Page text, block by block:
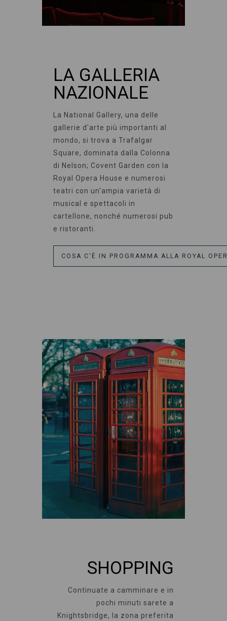
LA GALLERIA
NAZIONALE
La National Gallery, una delle
gallerie d'arte più importanti al
mondo, si trova a Trafalgar
Square, dominata dalla Colonna
di Nelson; Covent Garden con la
Royal Opera House e numerosi
teatri con un'ampia varietà di
musical e spettacoli in
cartellone, nonché numerosi pub
e ristoranti.
COSA C'È IN PROGRAMMA ALLA ROYAL
SHOPPING
Continuate a camminare e in
pochi minuti sarete a
Knightsbridge, la zona preferita